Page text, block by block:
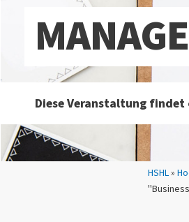
Sie sind
HSHL»
Diese Veranstaltung